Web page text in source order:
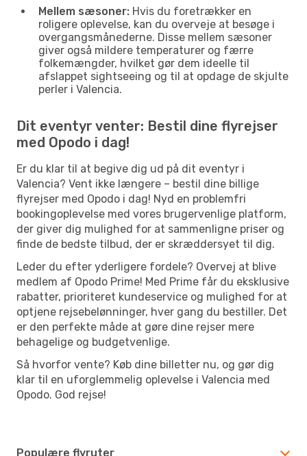
Mellem sæsoner: Hvis du foretrækker en
roligere oplevelse, kan du overveje at besøge i
overgangsmånederne. Disse mellem sæsoner
giver også mildere temperaturer og færre
folkemængder, hvilket gør dem ideelle til
afslappet sightseeing og til at opdage de skjulte
perler i Valencia.
Dit eventyr venter: Bestil dine flyrejser
med Opodo i dag!
Er du klar til at begive dig ud på dit eventyr i
Valencia? Vent ikke længere – bestil dine billige
flyrejser med Opodo i dag! Nyd en problemfri
bookingoplevelse med vores brugervenlige platform,
der giver dig mulighed for at sammenligne priser og
finde de bedste tilbud, der er skræddersyet til dig.
Leder du efter yderligere fordele? Overvej at blive
medlem af Opodo Prime! Med Prime får du eksklusive
rabatter, prioriteret kundeservice og mulighed for at
optjene rejsebelønninger, hver gang du bestiller. Det
er den perfekte måde at gøre dine rejser mere
behagelige og budgetvenlige.
Så hvorfor vente? Køb dine billetter nu, og gør dig
klar til en uforglemmelig oplevelse i Valencia med
Opodo. God rejse!
Populære flyruter